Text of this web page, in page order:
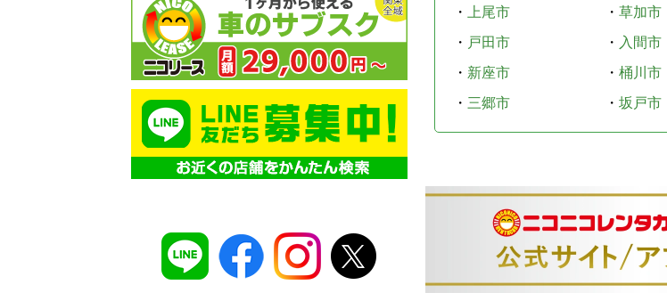
・
上尾市 ・ 草加市
・ 戸田市 ・ 入間市
・ 新座市 ・ 桶川市
・ 三郷市 ・ 坂戸市